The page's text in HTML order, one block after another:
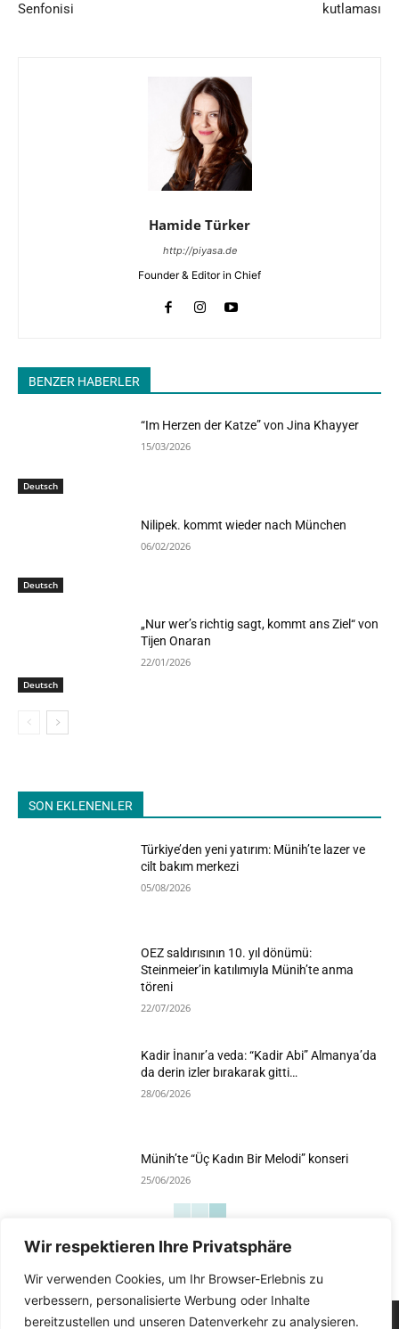
Wir respektieren Ihre Privatsphäre
Wir verwenden Cookies, um Ihr Browser-Erlebnis zu
verbessern, personalisierte Werbung oder Inhalte
bereitzustellen und unseren Datenverkehr zu analysieren.
Senfonisi
kutlaması
Hamide Türker
http://piyasa.de
Founder & Editor in Chief
BENZER HABERLER
Deutsch
“Im Herzen der Katze” von Jina Khayyer
15/03/2026
Deutsch
Nilipek. kommt wieder nach München
06/02/2026
Deutsch
„Nur wer’s richtig sagt, kommt ans Ziel“ von
Tijen Onaran
22/01/2026
SON EKLENENLER
Türkiye’den yeni yatırım: Münih’te lazer ve
cilt bakım merkezi
05/08/2026
OEZ saldırısının 10. yıl dönümü:
Steinmeier’in katılımıyla Münih’te anma
töreni
22/07/2026
Kadir İnanır’a veda: “Kadir Abi” Almanya’da
da derin izler bırakarak gitti…
28/06/2026
Münih’te “Üç Kadın Bir Melodi” konseri
25/06/2026
Devamını Göster